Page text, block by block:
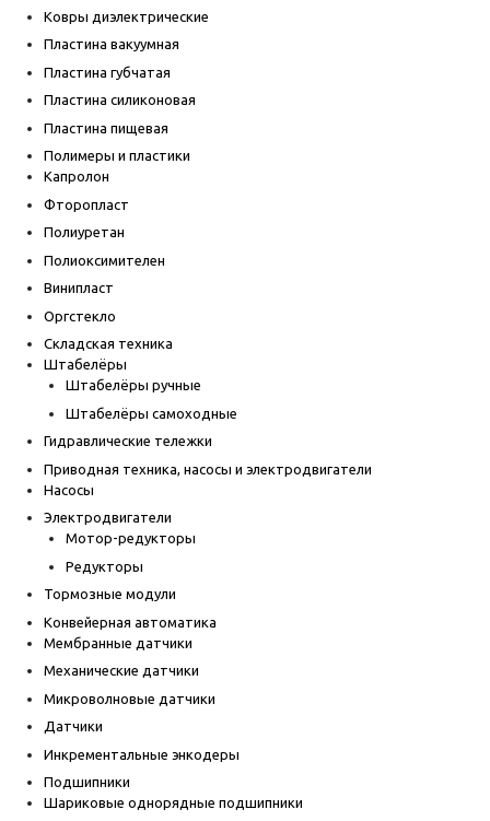
Ковры диэлектрические
Пластина вакуумная
Пластина губчатая
Пластина силиконовая
Пластина пищевая
Полимеры и пластики
Капролон
Фторопласт
Полиуретан
Полиоксимителен
Винипласт
Оргстекло
Складская техника
Штабелёры
Штабелёры ручные
Штабелёры самоходные
Гидравлические тележки
Приводная техника, насосы и электродвигатели
Насосы
Электродвигатели
Мотор-редукторы
Редукторы
Тормозные модули
Конвейерная автоматика
Мембранные датчики
Механические датчики
Микроволновые датчики
Датчики
Инкрементальные энкодеры
Подшипники
Шариковые однорядные подшипники